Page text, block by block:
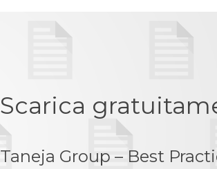
Scarica
Taneja Group – Best